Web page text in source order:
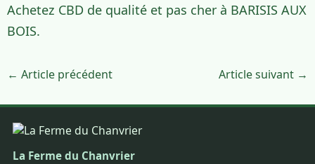
Achetez CBD de qualité et pas cher à BARISIS AUX
BOIS.
← Article précédent Article suivant →
La Ferme du Chanvrier